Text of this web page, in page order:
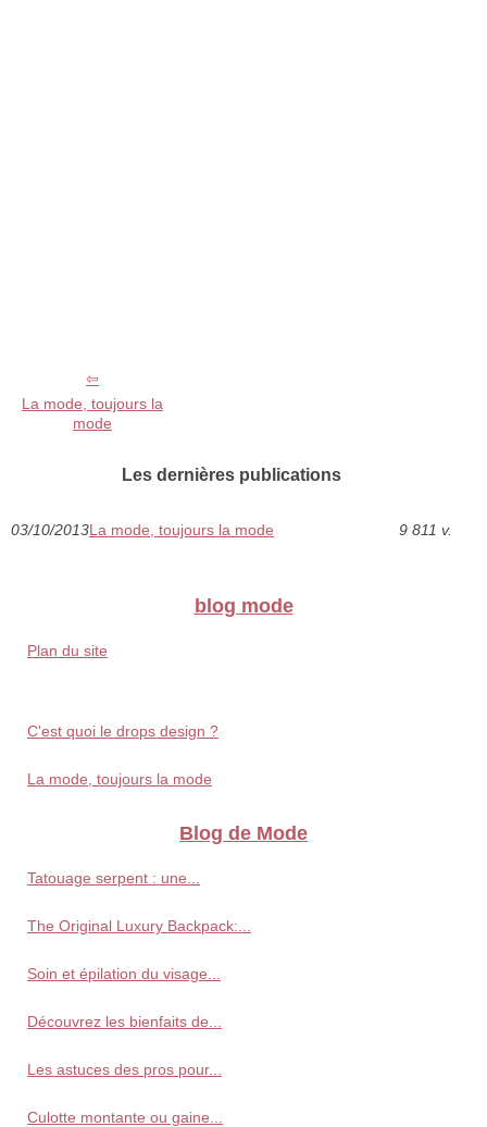
La mode, toujours la
mode
Les dernières publications
03/10/2013La mode, toujours la mode 9 811 v.
blog mode
Plan du site
C'est quoi le drops design ?
La mode, toujours la mode
Blog de Mode
Tatouage serpent : une...
The Original Luxury Backpack:...
Soin et épilation du visage...
Découvrez les bienfaits de...
Les astuces des pros pour...
Culotte montante ou gaine...